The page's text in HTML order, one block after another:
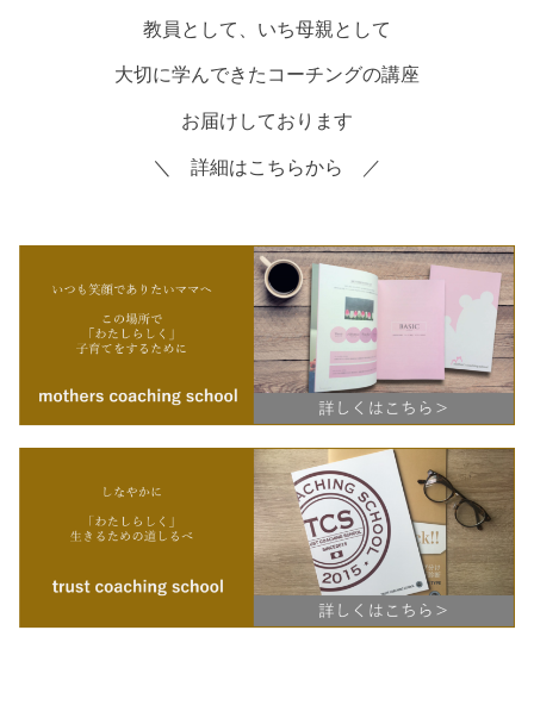
教員として、いち母親として
大切に学んできたコーチングの講座
お届けしております
＼ 詳細はこちらから ／